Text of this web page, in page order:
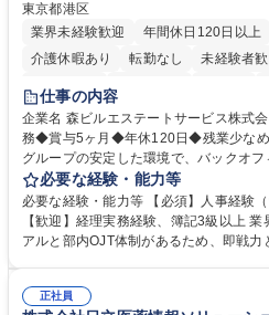
東京都港区
業界未経験歓迎
年間休日120日以上
介護休暇あり
転勤なし 未経験者
経験者歓迎
完全週休2日制
交通費支給 長期歓
仕事の内容
企業名 森ビルエステートサービス株式会社 求人名 【森ビルG】人
務◆賞与5ヶ月◆年休120日◆残業少なめ◆リモート可
グループの安定した環境で、バックオ
をお任せします。 労務と総務の業務を
度改定などのコア業務にも挑戦できる、やり
理、給与計算、社会保険手続き、年末
き、社内規定の改定や人事制度改定など
でも質問・相談できる環境が整っている
必要な経験・能力等
必要な経験・能力等 【必須】人事経験
【歓迎】経理実務経験、簿記3級以上
アルと部内OJT体制があるため、即戦力
務に挑戦できるため、自身の成長と組織
正社員